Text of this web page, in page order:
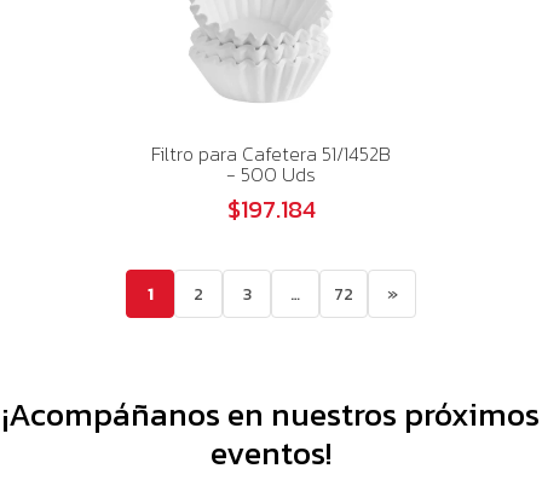
Filtro para Cafetera 51/1452B
- 500 Uds
$197.184
1 2 3 … 72 »
¡Acompáñanos en nuestros próximos
eventos!